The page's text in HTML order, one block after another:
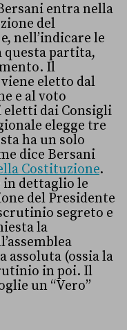
entra nella
del
nell’indicare le
partita,
Il
eletto dal
e al voto
eletti dai Consigli
elegge tre
ha un solo
dice Bersani
Costituzione.
in dettaglio le
del Presidente
segreto e
la
assoluta (ossia la
in poi. Il
un “Vero”